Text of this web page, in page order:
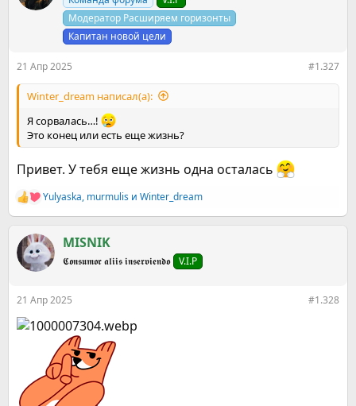
и
Модератор Расширяем горизонты
Капитан новой цели
21 Апр 2025 #1.327
Winter_dream написал(а):
Я сорвалась…!
Это конец или есть еще жизнь?
Привет. У тебя еще жизнь одна осталась
Р
е
к
ц
и
Yulyaska, murmulis и Winter_dream
MISNIK
𝕮𝖔𝖓𝖘𝖚𝖒𝖔𝖗 𝖆𝖑𝖎𝖎𝖘 𝖎𝖓𝖘𝖊𝖗𝖛𝖎𝖊𝖓𝖉𝖔 V.I.P
21 Апр 2025 #1.328